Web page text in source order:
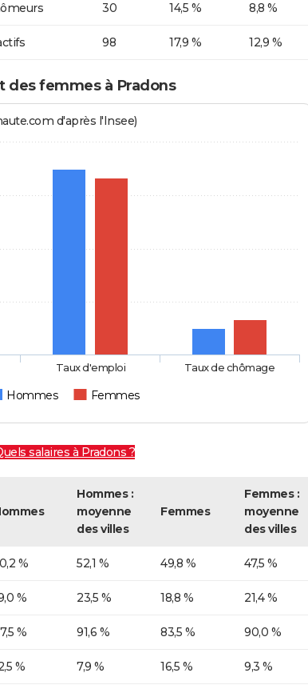
30 14,5 % 8,8 %
98 17,9 % 12,9 %
des femmes à Pradons
d'après l'Insee)
Hommes Femmes
Taux d'emploi Taux de chômage
salaires à Pradons ?
Hommes :
moyenne
des villes
Femmes
Femmes :
moyenne
des villes
% 52,1 % 49,8 % 47,5 %
% 23,5 % 18,8 % 21,4 %
% 91,6 % 83,5 % 90,0 %
% 7,9 % 16,5 % 9,3 %